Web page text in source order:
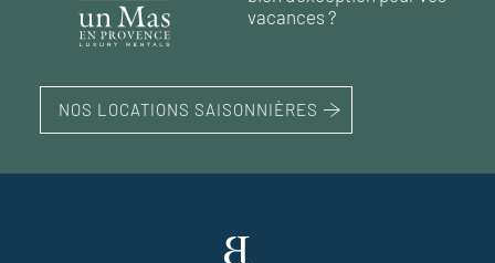
vacances ?
NOS LOCATIONS SAISONNIÈRES